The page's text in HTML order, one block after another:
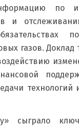
по
и
газов. Доклад
сыграло